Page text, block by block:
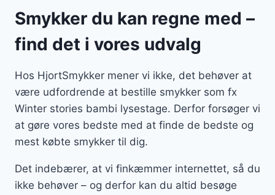
Smykker du kan regne med –
find det i vores udvalg
Hos HjortSmykker mener vi ikke, det behøver at
være udfordrende at bestille smykker som fx
Winter stories bambi lysestage. Derfor forsøger vi
at gøre vores bedste med at finde de bedste og
mest købte smykker til dig.
Det indebærer, at vi finkæmmer internettet, så du
ikke behøver – og derfor kan du altid besøge